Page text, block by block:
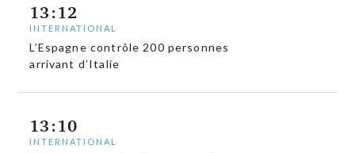
13:12
INTERNATIONAL
L’Espagne contrôle 200 personnes
arrivant d’Italie
13:10
INTERNATIONAL